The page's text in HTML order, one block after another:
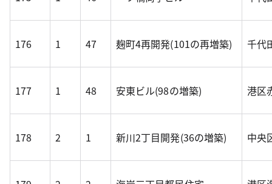
176 1 47 麹町4再開発(101の再増築) 千代
177 1 48 安東ビル(98の増築) 港区
178 2 1 新川2丁目開発(36の増築) 中央